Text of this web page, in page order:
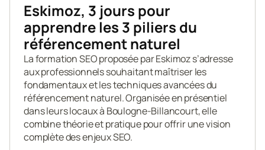
Eskimoz, 3 jours pour
apprendre les 3 piliers du
référencement naturel
La formation SEO proposée par Eskimoz s’adresse
aux professionnels souhaitant maîtriser les
fondamentaux et les techniques avancées du
référencement naturel. Organisée en présentiel
dans leurs locaux à Boulogne-Billancourt, elle
combine théorie et pratique pour offrir une vision
complète des enjeux SEO.